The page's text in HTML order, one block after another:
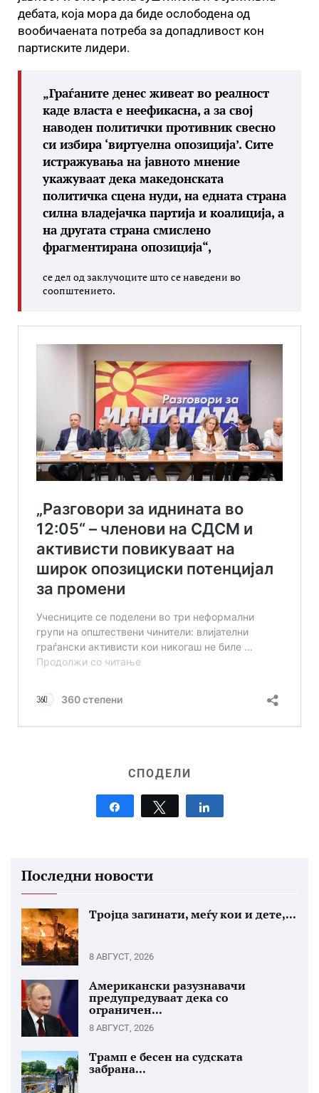
дебата, која мора да биде ослободена од
вообичаената потреба за допадливост кон
партиските лидери.
„Граѓаните денес живеат во реалност
каде власта е неефикасна, а за свој
наводен политички противник свесно
си избира ‘виртуелна опозиција’. Сите
истражувања на јавното мнение
укажуваат дека македонската
политичка сцена нуди, на едната страна
силна владејачка партија и коалиција, а
на другата страна смислено
фрагментирана опозиција“,
се дел од заклучоците што се наведени во
соопштението.
СПОДЕЛИ
Tweet
Последни новости
Тројца загинати, меѓу кои и дете,...
8 АВГУСТ, 2026
Американски разузнавачи
предупредуваат дека со
ограничен...
8 АВГУСТ, 2026
Трамп е бесен на судската
забрана...